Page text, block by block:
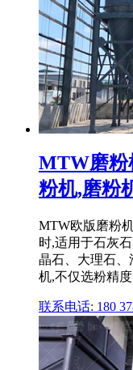
MTW磨粉
粉机,磨粉
MTW欧版磨粉
时,适用于石灰
晶石、大理石
机,不仅选粉精
联系电话: 180